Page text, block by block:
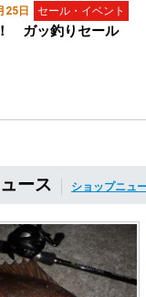
25日 セール・イベント
ガッ釣りセール
ース ショップニュ